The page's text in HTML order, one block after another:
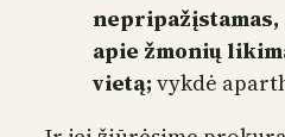
apie žmonių
vietą; vykdė